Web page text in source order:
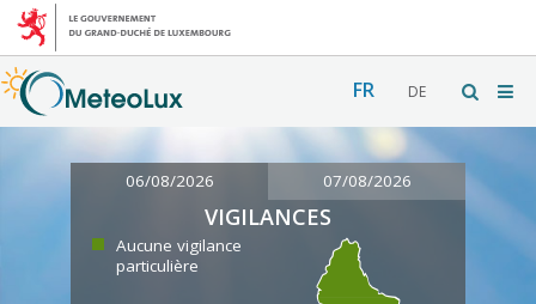
FR DE
06/08/2026 07/08/2026
VIGILANCES
Aucune vigilance
particulière